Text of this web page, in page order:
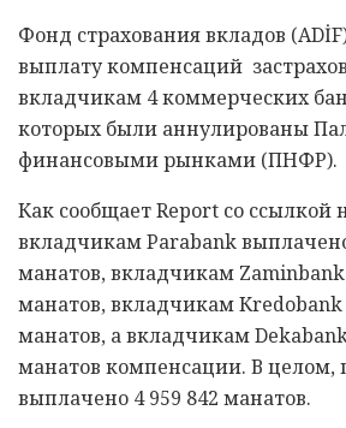
Фонд страхования вкладов
выплату компенсаций
вкладчикам 4 коммерческих
которых были аннулированы
финансовыми рынками (ПНФР).
Как сообщает Report со ссылкой
вкладчикам Parabank
манатов, вкладчикам
манатов, вкладчикам
манатов, а вкладчикам
манатов компенсации. В целом,
выплачено 4 959 842 манатов.